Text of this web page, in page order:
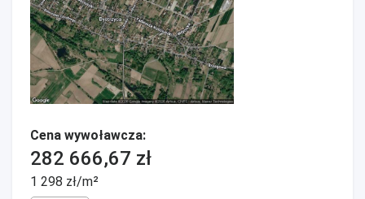
Cena wywoławcza:
282 666,67 zł
1 298 zł/m²